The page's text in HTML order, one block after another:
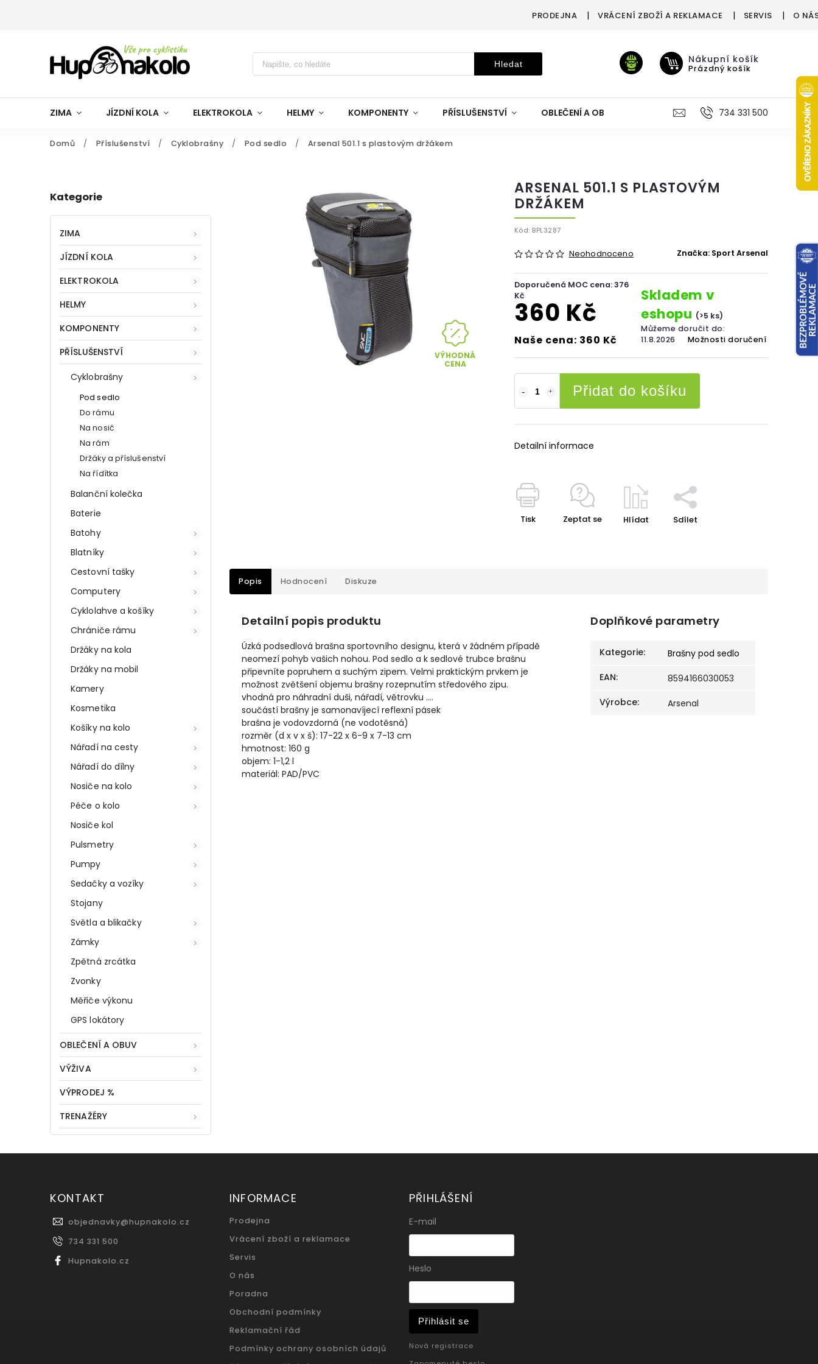
PRODEJNA VRÁCENÍ ZBOŽÍ A REKLAMACE SERVIS O
Hledat Nákupní košík
Prázdný košík
ZIMA JÍZDNÍ KOLA ELEKTROKOLA HELMY KOMPONENTY PŘÍSLUŠENSTVÍ OBLEČENÍ A OBUV VÝŽIVA VÝPRODEJ %
734 331 500
Domů / Příslušenství / Cyklobrašny / Pod sedlo / Arsenal 501.1 s plastovým držákem
Kategorie
ZIMA
JÍZDNÍ KOLA
ELEKTROKOLA
HELMY
KOMPONENTY
PŘÍSLUŠENSTVÍ
Cyklobrašny
Pod sedlo
Do rámu
Na nosič
Na rám
Držáky a příslušenství
Na řídítka
Balanční kolečka
Baterie
Batohy
Blatníky
Cestovní tašky
Computery
Cyklolahve a košíky
Chrániče rámu
Držáky na kola
Držáky na mobil
Kamery
Kosmetika
Košíky na kolo
Nářadí na cesty
Nářadí do dílny
Nosiče na kolo
Péče o kolo
Nosiče kol
Pulsmetry
Pumpy
Sedačky a vozíky
Stojany
Světla a blikačky
Zámky
Zpětná zrcátka
Zvonky
Měřiče výkonu
GPS lokátory
OBLEČENÍ A OBUV
VÝŽIVA
VÝPRODEJ %
TRENAŽÉRY
VÝHODNÁ
CENA
ARSENAL 501.1 S PLASTOVÝM
DRŽÁKEM
Kód: BPL3287
Neohodnoceno Značka: Sport Arsenal
Doporučená MOC cena: 376
Kč
360 Kč
Naše cena: 360 Kč
Skladem v
eshopu (>5 ks)
Můžeme doručit do:
11.8.2026
Možnosti doručení
Přidat do košíku
Detailní informace
Tisk Zeptat se Hlídat Sdílet
Popis Hodnocení Diskuze
Detailní popis produktu
Úzká podsedlová brašna sportovního designu, která v žádném případě
neomezí pohyb vašich nohou. Pod sedlo a k sedlové trubce brašnu
připevníte popruhem a suchým zipem. Velmi praktickým prvkem je
možnost zvětšení objemu brašny rozepnutím středového zipu.
vhodná pro náhradní duši, nářadí, větrovku ....
součástí brašny je samonavíjecí reflexní pásek
brašna je vodovzdorná (ne vodotěsná)
rozměr (d x v x š): 17-22 x 6-9 x 7-13 cm
hmotnost: 160 g
objem: 1-1,2 l
materiál: PAD/PVC
Doplňkové parametry
Kategorie:
Brašny pod sedlo
EAN:
8594166030053
Výrobce: Arsenal
KONTAKT
objednavky@hupnakolo.cz
734 331 500
Hupnakolo.cz
INFORMACE
Prodejna
Vrácení zboží a reklamace
Servis
O nás
Poradna
Obchodní podmínky
Reklamační řád
Podmínky ochrany osobních údajů
PŘIHLÁŠENÍ
E-mail
Heslo
Přihlásit se
Nová registrace